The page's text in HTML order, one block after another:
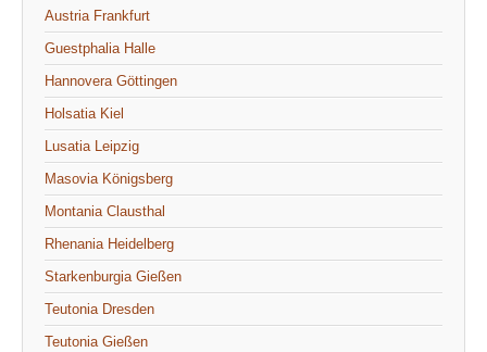
Austria Frankfurt
Guestphalia Halle
Hannovera Göttingen
Holsatia Kiel
Lusatia Leipzig
Masovia Königsberg
Montania Clausthal
Rhenania Heidelberg
Starkenburgia Gießen
Teutonia Dresden
Teutonia Gießen